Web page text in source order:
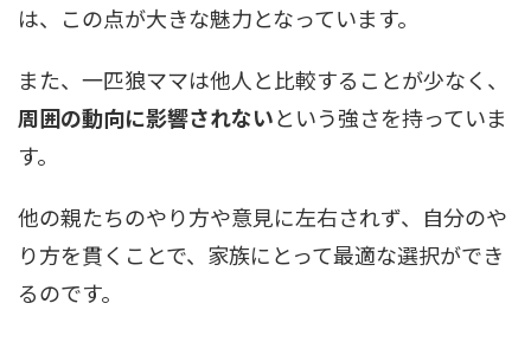
は、この点が大きな魅力となっています。
また、一匹狼ママは他人と比較することが少なく、
周囲の動向に影響されないという強さを持っていま
す。
他の親たちのやり方や意見に左右されず、自分のや
り方を貫くことで、家族にとって最適な選択ができ
るのです。